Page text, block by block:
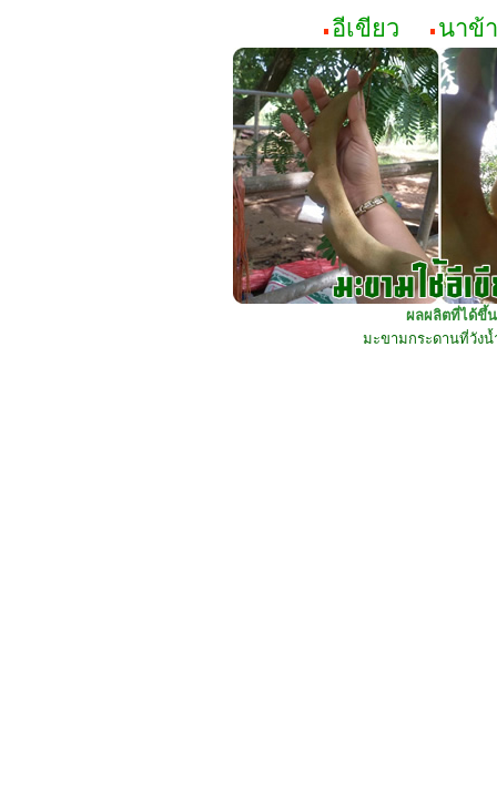
อีเขียว นาข้
ผลผลิตที่ได้ขึ้
มะขามกระดานที่วังน้